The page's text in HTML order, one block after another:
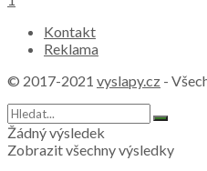
Kontakt
Reklama
© 2017-2021 vyslapy.cz -
Žádný výsledek
Zobrazit všechny výsledky